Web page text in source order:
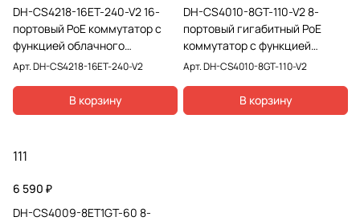
DH-CS4218-16ET-240-V2 16-
портовый PoE коммутатор с
функцией облачного
управления
Арт.DH-CS4218-16ET-240-V2
В корзину
DH-CS4010-8GT-110-V2 8-
портовый гигабитный PoE
коммутатор с функцией
облачного управления
Арт.DH-CS4010-8GT-110-V2
В корзину
111
6 590 ₽
DH-CS4009-8ET1GT-60 8-